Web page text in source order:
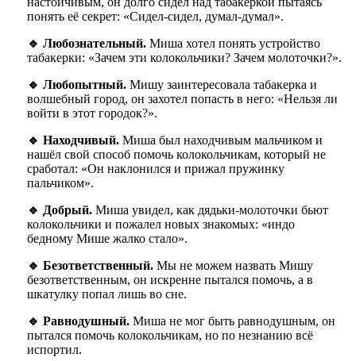
понять её секрет: «Сидел-сидел, думал-думал».
🔹 Любознательный.Миша хотел понять устройство
табакерки: «Зачем эти колокольчики? Зачем молоточки?».
🔹 Любопытный.Мишу заинтересовала табакерка и
волшебный город, он захотел попасть в него: «Нельзя ли
войти в этот городок?».
🔹 Находчивый.Миша был находчивым мальчиком и
нашёл свой способ помочь колокольчикам, который не
сработал: «Он наклонился и прижал пружинку
пальчиком».
🔹 Добрый.Миша увидел, как дядьки-молоточки бьют
колокольчики и пожалел новых знакомых: «индо
бедному Мише жалко стало».
🔹 Безответственный.Мы не можем назвать Мишу
безответственным, он искренне пытался помочь, а в
шкатулку попал лишь во сне.
🔹 Равнодушный.Миша не мог быть равнодушным, он
пытался помочь колокольчикам, но по незнанию всё
испортил.